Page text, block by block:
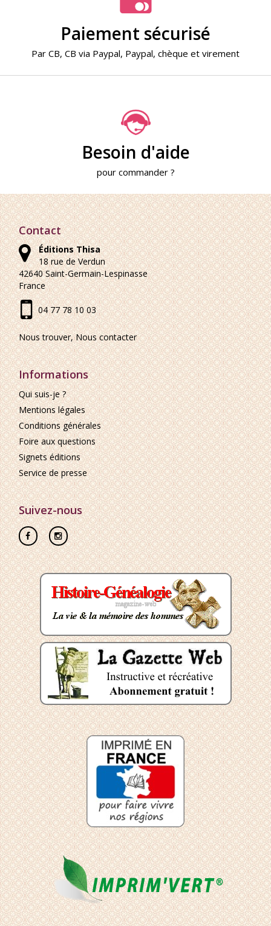
Paiement sécurisé
Par CB, CB via Paypal, Paypal, chèque et virement
Besoin d'aide
pour commander ?
Contact
Éditions Thisa
18 rue de Verdun
42640 Saint-Germain-Lespinasse
France
04 77 78 10 03
Nous trouver, Nous contacter
Informations
Qui suis-je ?
Mentions légales
Conditions générales
Foire aux questions
Signets éditions
Service de presse
Suivez-nous